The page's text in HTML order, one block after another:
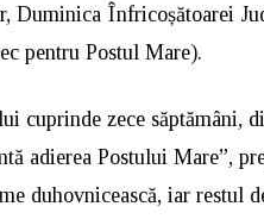
Duminica Înfricoșătoarei
pentru Postul Mare).
cuprinde zece săptămâni,
adierea Postului Mare”,
duhovnicească, iar restul